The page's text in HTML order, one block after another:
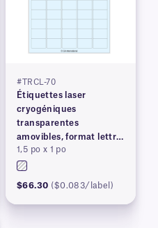
#TRCL-70
Étiquettes laser
cryogéniques
transparentes
amovibles, format lettre
US
1,5 po x 1 po
$66.30 ($0.083/label)